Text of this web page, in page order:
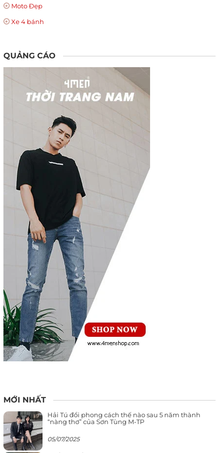
Moto Đẹp
Xe 4 bánh
QUẢNG CÁO
MỚI NHẤT
Hải Tú đổi phong cách thế nào sau 5 năm thành
“nàng thơ” của Sơn Tùng M-TP
05/07/2025